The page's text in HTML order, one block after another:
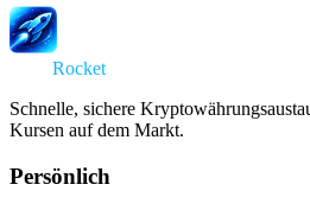
Rocket
Schnelle, sichere
Kursen auf dem Markt.
Persönlich